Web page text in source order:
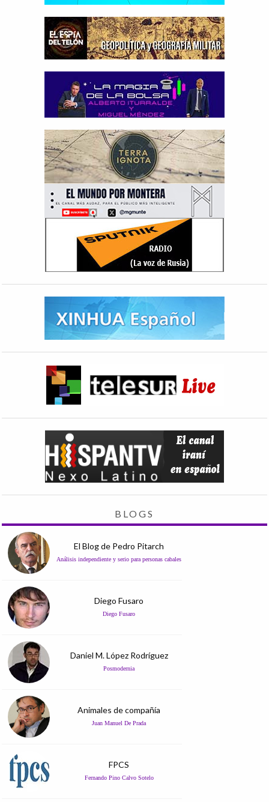
BLOGS
El Blog de Pedro Pitarch
Análisis independiente y serio para personas cabales
Diego Fusaro
Diego Fusaro
Daniel M. López Rodríguez
Posmodernia
Animales de compañía
Juan Manuel De Prada
FPCS
Fernando Pino Calvo Sotelo